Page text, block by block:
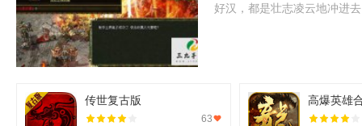
好汉，都是壮志凌云地冲进
传世复古版
63
高爆英雄